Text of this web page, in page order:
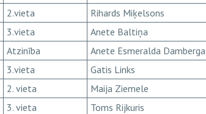
2.vieta Rihards Miķelsons
3.vieta Anete Baltiņa
Atzinība Anete Esmeralda Damberga
3.vieta Gatis Links
2. vieta Maija Ziemele
3. vieta Toms Rijkuris